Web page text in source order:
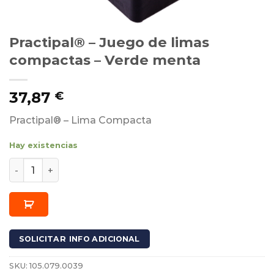
Practipal® – Juego de limas
compactas – Verde menta
37,87 €
Practipal® – Lima Compacta
Hay existencias
Practipal® - Juego de limas compactas - Verde menta
SOLICITAR INFO ADICIONAL
SKU:105.079.0039